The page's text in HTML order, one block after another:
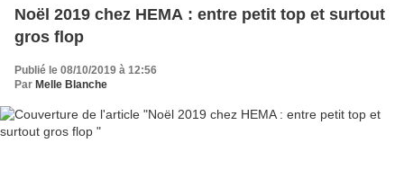
Noël 2019 chez HEMA : entre petit top et surtout
gros flop
Publié le 08/10/2019 à 12:56
Par Melle Blanche